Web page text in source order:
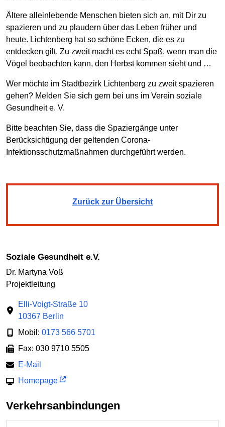
Ältere alleinlebende Menschen bieten sich an, mit Dir zu
spazieren und zu plaudern über das Leben früher und
heute. Lichtenberg hat so schöne Ecken, die es zu
entdecken gilt. Zu zweit macht es echt Spaß, wenn man die
Vögel beobachten kann, den Herbst kommen sieht und …
Wer möchte im Stadtbezirk Lichtenberg zu zweit spazieren
gehen? Melden Sie sich gern bei uns im Verein soziale
Gesundheit e. V.
Bitte beachten Sie, dass die Spaziergänge unter
Berücksichtigung der geltenden Corona-
Infektionsschutzmaßnahmen durchgeführt werden.
Zurück zur Übersicht
soziale Gesundheit e.V.
Dr. Martyna Voß
Projektleitung
Elli-Voigt-Straße 10
10367 Berlin
Mobil: 0173 566 5701
Fax: 030 9710 5505
E-Mail
Homepage
Verkehrsanbindungen